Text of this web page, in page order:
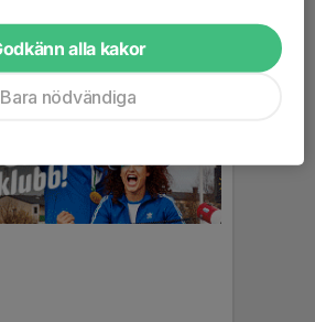
alla kakor
Bara nödvändiga